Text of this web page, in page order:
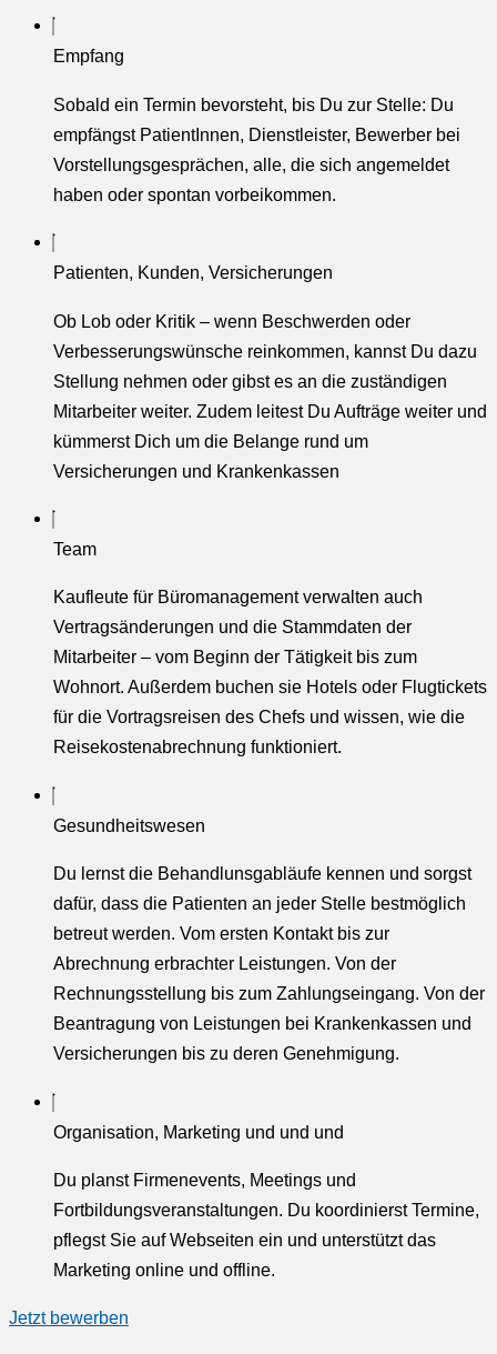
Empfang
Sobald ein Termin bevorsteht, bis Du zur Stelle: Du
empfängst PatientInnen, Dienstleister, Bewerber bei
Vorstellungsgesprächen, alle, die sich angemeldet
haben oder spontan vorbeikommen.
Patienten, Kunden, Versicherungen
Ob Lob oder Kritik – wenn Beschwerden oder
Verbesserungswünsche reinkommen, kannst Du dazu
Stellung nehmen oder gibst es an die zuständigen
Mitarbeiter weiter. Zudem leitest Du Aufträge weiter und
kümmerst Dich um die Belange rund um
Versicherungen und Krankenkassen
Team
Kaufleute für Büromanagement verwalten auch
Vertragsänderungen und die Stammdaten der
Mitarbeiter – vom Beginn der Tätigkeit bis zum
Wohnort. Außerdem buchen sie Hotels oder Flugtickets
für die Vortragsreisen des Chefs und wissen, wie die
Reisekostenabrechnung funktioniert.
Gesundheitswesen
Du lernst die Behandlunsgabläufe kennen und sorgst
dafür, dass die Patienten an jeder Stelle bestmöglich
betreut werden. Vom ersten Kontakt bis zur
Abrechnung erbrachter Leistungen. Von der
Rechnungsstellung bis zum Zahlungseingang. Von der
Beantragung von Leistungen bei Krankenkassen und
Versicherungen bis zu deren Genehmigung.
Organisation, Marketing und und und
Du planst Firmenevents, Meetings und
Fortbildungsveranstaltungen. Du koordinierst Termine,
pflegst Sie auf Webseiten ein und unterstützt das
Marketing online und offline.
Jetzt bewerben